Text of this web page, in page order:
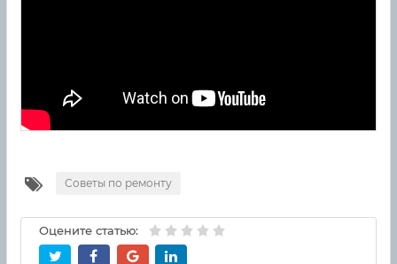
Советы по ремонту
Оцените статью: